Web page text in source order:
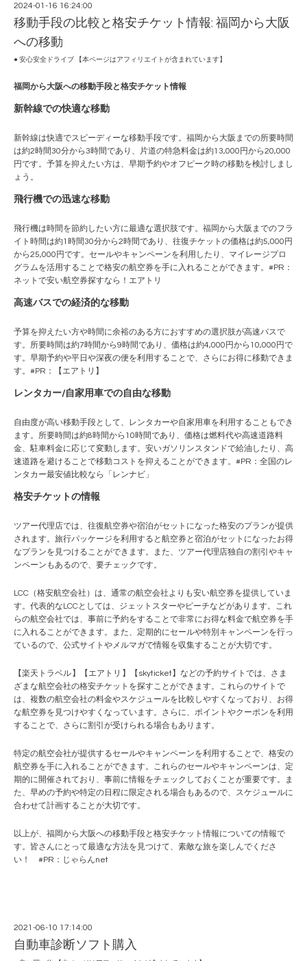
2024-01-16 16:24:00
移動手段の比較と格安チケット情報: 福岡から大阪
への移動
● 安心安全ドライブ 【本ページはアフィリエイトが含まれています】
福岡から大阪への移動手段と格安チケット情報
新幹線での快適な移動
新幹線は快適でスピーディーな移動手段です。福岡から大阪までの所要時間
は約2時間30分から3時間であり、片道の特急料金は約13,000円から20,000
円です。予算を抑えたい方は、早期予約やオフピーク時の移動を検討しまし
ょう。
飛行機での迅速な移動
飛行機は時間を節約したい方に最適な選択肢です。福岡から大阪までのフラ
イト時間は約1時間30分から2時間であり、往復チケットの価格は約5,000円
から25,000円です。セールやキャンペーンを利用したり、マイレージプロ
グラムを活用することで格安の航空券を手に入れることができます。#PR：
ネットで安い航空券探すなら！エアトリ
高速バスでの経済的な移動
予算を抑えたい方や時間に余裕のある方におすすめの選択肢が高速バスで
す。所要時間は約7時間から9時間であり、価格は約4,000円から10,000円で
す。早期予約や平日や深夜の便を利用することで、さらにお得に移動できま
す。#PR：
【エアトリ】
レンタカー/自家用車での自由な移動
自由度が高い移動手段として、レンタカーや自家用車を利用することもでき
ます。所要時間は約8時間から10時間であり、価格は燃料代や高速道路料
金、駐車料金に応じて変動します。安いガソリンスタンドで給油したり、高
速道路を避けることで移動コストを抑えることができます。#PR： 全国のレ
ンタカー最安値比較なら「レンナビ」
格安チケットの情報
ツアー代理店では、往復航空券や宿泊がセットになった格安のプランが提供
されます。旅行パッケージを利用すると航空券と宿泊がセットになったお得
なプランを見つけることができます。また、ツアー代理店独自の割引やキャ
ンペーンもあるので、要チェックです。
LCC（格安航空会社）は、通常の航空会社よりも安い航空券を提供していま
す。代表的なLCCとしては、ジェットスターや ピーチなどがあります。これ
らの航空会社では、事前に予約をすることで非常にお得な料金で航空券を手
に入れることができます。また、定期的にセールや特別キャンペーンを行っ
ているので、公式サイトやメルマガで情報を収集することが大切です。
【楽天トラベル 】【 エアトリ 】【 skyticket】などの予約サイトでは、さま
ざまな航空会社の格安チケットを探すことができます。これらのサイトで
は、複数の航空会社の料金やスケジュールを比較しやすくなっており、お得
な航空券を見つけやすくなっています。さらに、ポイントやクーポンを利用
することで、さらに割引が受けられる場合もあります。
特定の航空会社が提供するセールやキャンペーンを利用することで、格安の
航空券を手に入れることができます。これらのセールやキャンペーンは、定
期的に開催されており、事前に情報をチェックしておくことが重要です。ま
た、早めの予約や特定の日程に限定される場合もあるので、スケジュールに
合わせて計画することが大切です。
以上が、福岡から大阪への移動手段と格安チケット情報についての情報で
す。皆さんにとって最適な方法を見つけて、素敵な旅を楽しんでくださ
い！ #PR： じゃらんnet
2021-06-10 17:14:00
自動車診断ソフト購入